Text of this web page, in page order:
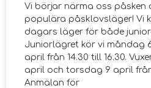
Vi börjar närma oss påsken
populära påsklovsläger! Vi
dagars läger för både
Juniorlägret kör vi måndag
april från 14.30 till 16.30.
april och torsdag 9 april från
Anmälan för